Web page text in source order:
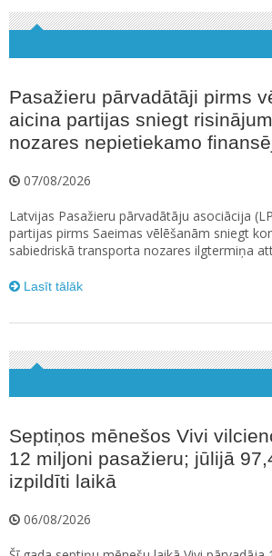
Pasažieru pārvadātāji pirms
aicina partijas sniegt
nozares nepietiekamo
07/08/2026
Latvijas Pasažieru pārvadātāju asociācija
partijas pirms Saeimas vēlēšanām sniegt
sabiedriskā transporta nozares ilgtermiņa
Lasīt tālāk
Septiņos mēnešos Vivi
12 miljoni pasažieru; jūlijā
izpildīti laikā
06/08/2026